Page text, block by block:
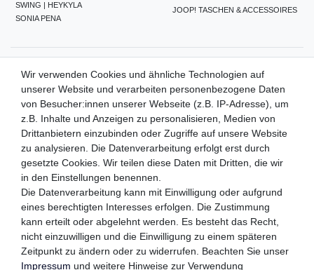
SWING | HEYKYLA
SONIA PENA
JOOP! TASCHEN & ACCESSOIRES
ZAHLUNGSMETHODEN
WIR VERSENDEN MIT
QUALITÄTSVERSPRECHEN
FOLGEN SIE UNS
Wir verwenden Cookies und ähnliche Technologien auf
unserer Website und verarbeiten personenbezogene Daten
von Besucher:innen unserer Webseite (z.B. IP-Adresse), um
z.B. Inhalte und Anzeigen zu personalisieren, Medien von
Drittanbietern einzubinden oder Zugriffe auf unsere Website
zu analysieren. Die Datenverarbeitung erfolgt erst durch
gesetzte Cookies. Wir teilen diese Daten mit Dritten, die wir
in den Einstellungen benennen.
Die Datenverarbeitung kann mit Einwilligung oder aufgrund
eines berechtigten Interesses erfolgen. Die Zustimmung
kann erteilt oder abgelehnt werden. Es besteht das Recht,
nicht einzuwilligen und die Einwilligung zu einem späteren
Zeitpunkt zu ändern oder zu widerrufen. Beachten Sie unser
Impressum und weitere Hinweise zur Verwendung